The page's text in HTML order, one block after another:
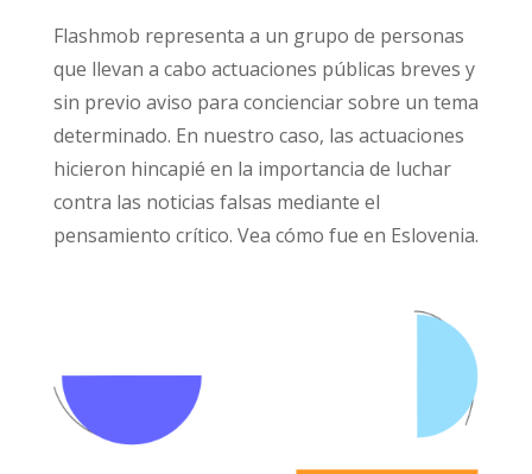
Flashmob representa a un grupo de personas
que llevan a cabo actuaciones públicas breves y
sin previo aviso para concienciar sobre un tema
determinado. En nuestro caso, las actuaciones
hicieron hincapié en la importancia de luchar
contra las noticias falsas mediante el
pensamiento crítico. Vea cómo fue en Eslovenia.